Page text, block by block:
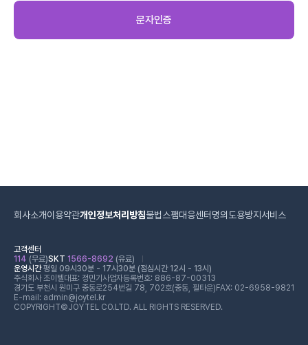
문자인증
회사소개이용약관개인정보처리방침불법스팸대응센터 명의도용방지서비스
고객센터
114 (무료)SKT 1566-8692 (유료)
운영시간평일 09시30분 - 17시30분 (점심시간 12시 - 13시)
주식회사 조이텔대표: 정민기 사업자등록번호: 886-87-00313
경기도 부천시 원미구 중동로254번길 78, 702호(중동, 필타운) FAX: 02-6958-9821
E-mail: admin@joytel.kr
COPYRIGHT©JOYTEL CO.LTD. ALL RIGHTS RESERVED.